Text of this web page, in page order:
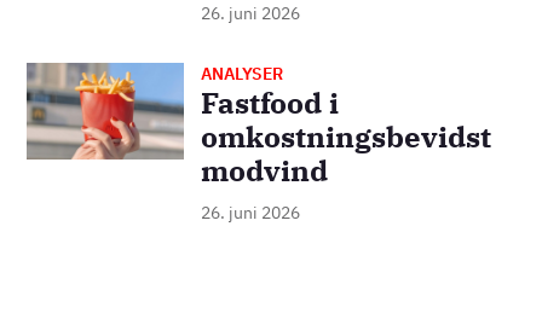
26. juni 2026
Billede ANALYSER
Fastfood i
omkostningsbevidst
modvind
26. juni 2026